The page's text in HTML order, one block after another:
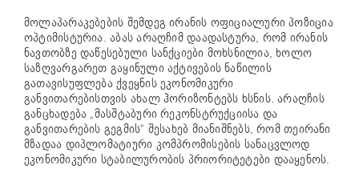
მოლაპარაკებების შემდეგ ირანის ოფიციალური პოზიცია
ოპტიმისტურია. აბას არაღჩიმ დაადასტურა, რომ ირანის
ნავთობზე დაწესებული სანქციები მოხსნილია, ხოლო
საზღვარგარეთ გაყინული აქტივების ნაწილის
გათავისუფლება ქვეყნის ეკონომიკური
განვითარებისთვის ახალ ჰორიზონტებს ხსნის. არაღჩის
განცხადება „მასშტაბური რეკონსტრუქციისა და
განვითარების გეგმის“ შესახებ მიანიშნებს, რომ თეირანი
მზადაა დიპლომატიური კომპრომისების სანაცვლოდ
ეკონომიკური სტაბილურობის პრიორიტეტები დააყენოს.